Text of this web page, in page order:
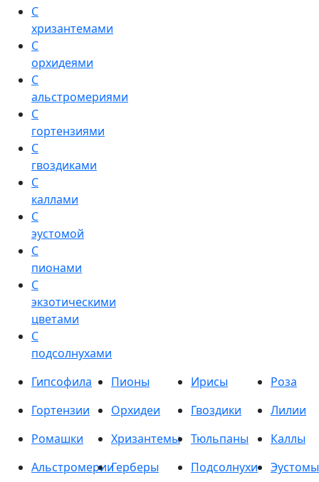
С
хризантемами
С
орхидеями
С
альстромериями
С
гортензиями
С
гвоздиками
С
каллами
С
эустомой
С
пионами
С
экзотическими
цветами
С
подсолнухами
Гипсофила
Пионы Ирисы
Роза
Гортензии
Орхидеи Гвоздики
Лилии
Ромашки
Хризантемы Тюльпаны
Каллы
АльстромерииГерберы Подсолнухи
Эустомы